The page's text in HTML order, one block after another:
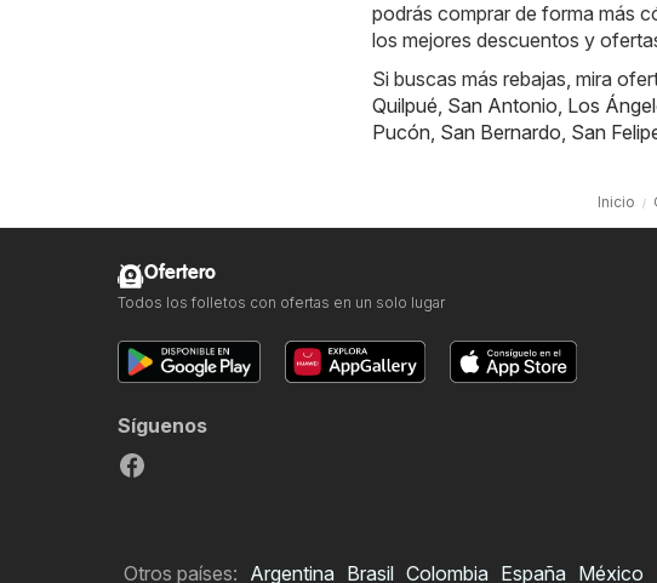
podrás comprar de forma más
los mejores descuentos y
Si buscas más rebajas, mira
Quilpué, San Antonio, Los
Pucón, San Bernardo, San
Inicio
Ofertero
Todos los folletos con ofertas en un solo lugar
Síguenos
Otros países: Argentina Brasil Colombia España México